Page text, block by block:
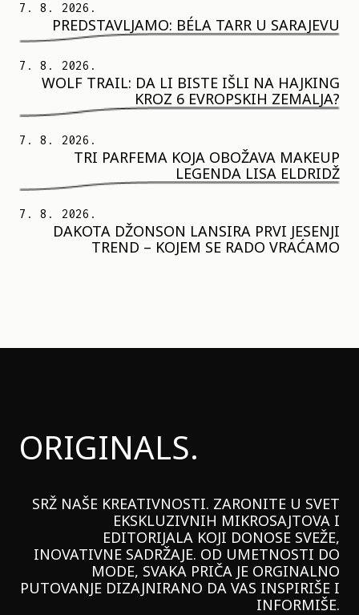
7. 8. 2026.
PREDSTAVLJAMO: BÉLA TARR U SARAJEVU
7. 8. 2026.
WOLF TRAIL: DA LI BISTE IŠLI NA HAJKING
KROZ 6 EVROPSKIH ZEMALJA?
7. 8. 2026.
TRI PARFEMA KOJA OBOŽAVA MAKEUP
LEGENDA LISA ELDRIDŽ
7. 8. 2026.
DAKOTA DŽONSON LANSIRA PRVI JESENJI
TREND – KOJEM SE RADO VRAĆAMO
ORIGINALS.
SRŽ NAŠE KREATIVNOSTI. ZARONITE U SVET
EKSKLUZIVNIH MIKROSAJTOVA I
EDITORIJALA KOJI DONOSE SVEŽE,
INOVATIVNE SADRŽAJE. OD UMETNOSTI DO
MODE, SVAKA PRIČA JE ORGINALNO
PUTOVANJE DIZAJNIRANO DA VAS INSPIRIŠE I
INFORMIŠE.